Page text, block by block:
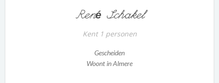
René Schakel
Kent 1 personen
Gescheiden
Woont in Almere